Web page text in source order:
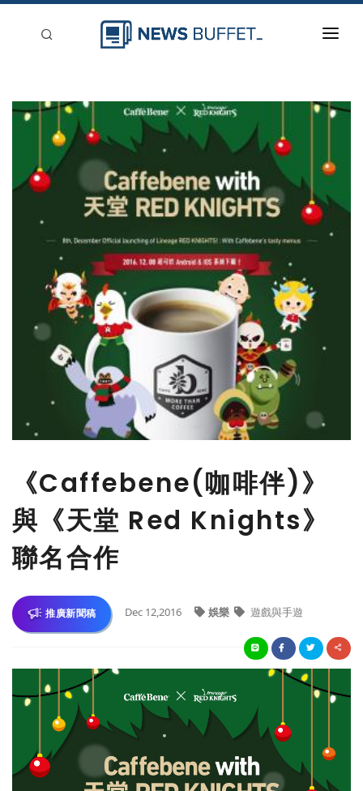
新聞稿分類
登入
刊登
《Caffebene(咖啡伴)》
與《天堂 Red Knights》
聯名合作
推廣新聞稿 Dec 12,2016 娛樂 遊戲與手遊